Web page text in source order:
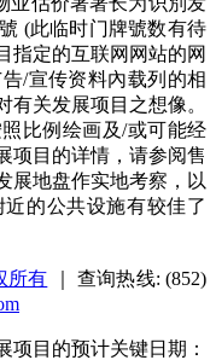
(此临时门牌號数有待
指定的互联网网站的网
告/宣传资料內载列的相
有关发展项目之想像。
比例绘画及/或可能经
项目的详情，请参阅售
展地盘作实地考察，以
的公共设施有较佳了
所有 ｜ 查询热线: (852)
项目的预计关键日期：